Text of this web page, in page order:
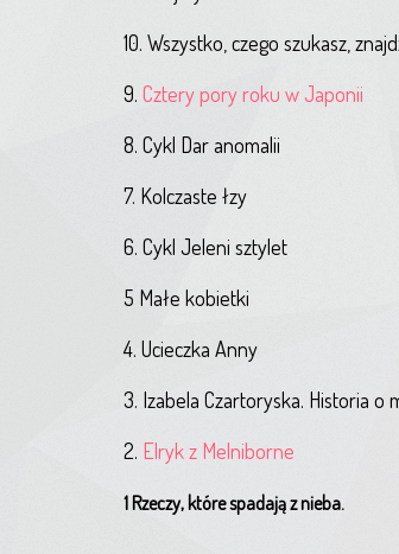
10. Wszystko, czego szukasz,
9. Cztery pory roku w Japonii
8. Cykl Dar anomalii
7. Kolczaste łzy
6. Cykl Jeleni sztylet
5 Małe kobietki
4. Ucieczka Anny
3. Izabela Czartoryska. Historia o
2. Elryk z Melniborne
1 Rzeczy, które spadają z nieba.